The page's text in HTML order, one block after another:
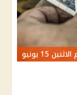
يونيو